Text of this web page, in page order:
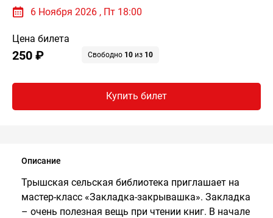
6 Ноября 2026 , Пт 18:00
Цена билета
250 ₽ Свободно 10 из 10
Купить билет
Описание
Трышская сельская библиотека приглашает на
мастер-класс «Закладка-закрывашка». Закладка
– очень полезная вещь при чтении книг. В начале